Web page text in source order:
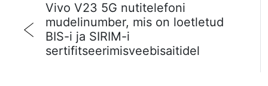
Vivo V23 5G nutitelefoni
mudelinumber, mis on loetletud
BIS-i ja SIRIM-i
sertifitseerimisveebisaitidel